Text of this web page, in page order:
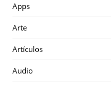
Apps
Arte
Artículos
Audio